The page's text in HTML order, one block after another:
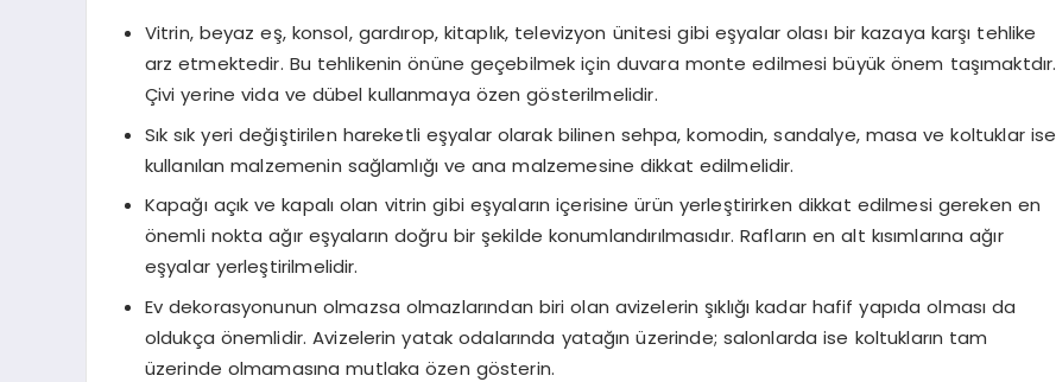
Vitrin, beyaz eş, konsol, gardırop, kitaplık, televizyon ünitesi gibi eşyalar olası bir kazaya karşı tehlike
arz etmektedir. Bu tehlikenin önüne geçebilmek için duvara monte edilmesi büyük önem taşımaktdır.
Çivi yerine vida ve dübel kullanmaya özen gösterilmelidir.
Sık sık yeri değiştirilen hareketli eşyalar olarak bilinen sehpa, komodin, sandalye, masa ve koltuklar ise
kullanılan malzemenin sağlamlığı ve ana malzemesine dikkat edilmelidir.
Kapağı açık ve kapalı olan vitrin gibi eşyaların içerisine ürün yerleştirirken dikkat edilmesi gereken en
önemli nokta ağır eşyaların doğru bir şekilde konumlandırılmasıdır. Rafların en alt kısımlarına ağır
eşyalar yerleştirilmelidir.
Ev dekorasyonunun olmazsa olmazlarından biri olan avizelerin şıklığı kadar hafif yapıda olması da
oldukça önemlidir. Avizelerin yatak odalarında yatağın üzerinde; salonlarda ise koltukların tam
üzerinde olmamasına mutlaka özen gösterin.